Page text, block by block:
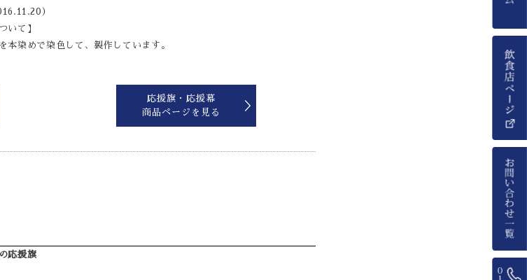
）
いて】
本染めで染色して、製作しています。
応援旗・応援幕
商品ページを見る
応援旗